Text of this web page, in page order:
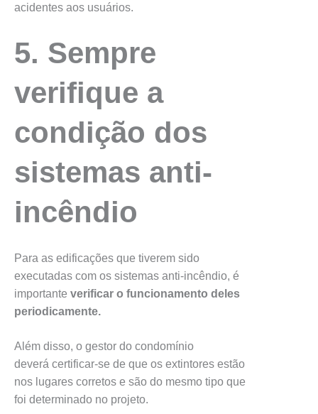
acidentes aos usuários.
5. Sempre
verifique a
condição dos
sistemas anti-
incêndio
Para as edificações que tiverem sido
executadas com os sistemas anti-incêndio, é
importante verificar o funcionamento deles
periodicamente.
Além disso, o gestor do condomínio
deverá certificar-se de que os extintores estão
nos lugares corretos e são do mesmo tipo que
foi determinado no projeto.